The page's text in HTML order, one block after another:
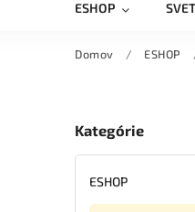
ESHOP
Domov / ESHOP
Kategórie
ESHOP